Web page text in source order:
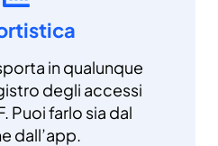
in qualunque
degli accessi
Puoi farlo sia dal
dall’app.